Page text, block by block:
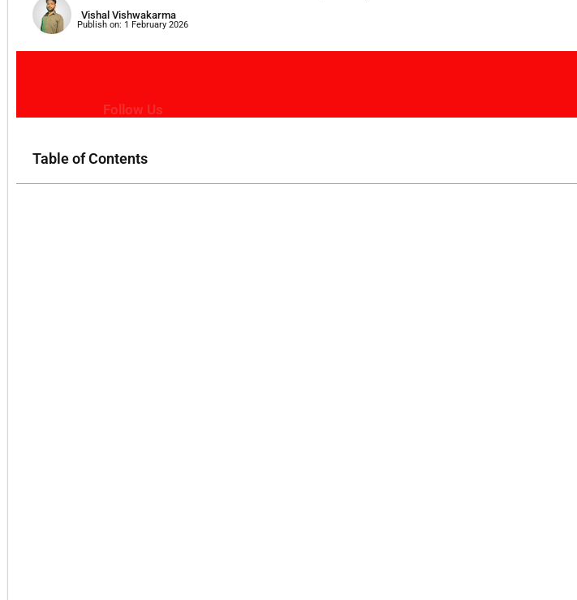
Vishal Vishwakarma
Publish on: 1 February 2026
Follow Us
Table of Contents